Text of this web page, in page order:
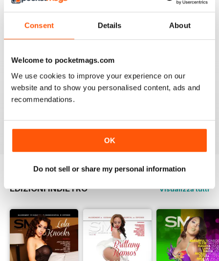
Consent Details About
Welcome to pocketmags.com
We use cookies to improve your experience on our
website and to show you personalised content, ads and
recommendations.
OK
Do not sell or share my personal information
Basato su 0 Recensioni dei clienti
0
4 0
1 0
VISUALIZZA LE RECENSIONI
EDIZIONI INDIETRO Visualizza tutti